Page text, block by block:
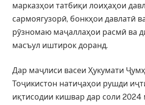
марказҳои татбиқи лоиҳаҳои
сармоягузорӣ, бонкҳои давлатӣ
рӯзномаю маҷаллаҳои расмӣ ва
масъул иштирок доранд.
Дар маҷлиси васеи Ҳукумати
Тоҷикистон натиҷаҳои рушди
иқтисодии кишвар дар соли 2024